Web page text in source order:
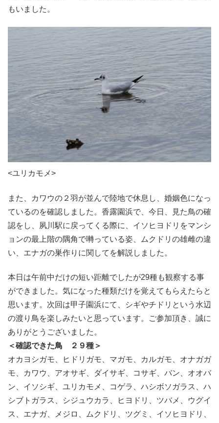
もいました。
<ユリカモメ>
また、カワウの２羽が並んで陸地で休息し、婚姻色になっ
ているのを確認しました。香露園浜で、今日、見た鳥の確
認をし、夙川駅に戻ってくる際に、イソヒヨドリをマンシ
ョンの最上階の隅角で囀っている姿、ムクドリの雄雌の違
い、エナガの巣作りに関してを解説しました。
本日は午前中だけの短い距離でしたが29種も観察する事
ができました。気になった種類だけを覚えてもらえたらと
思います。次回は甲子園浜にて、シギやチドリという水辺
の渡り鳥を楽しみたいと思っています。ご参加頂き、誠に
ありがとうございました。
＜確認できた鳥 ２９種＞
オカヨシガモ、ヒドリガモ、マガモ、カルガモ、オナガガ
モ、カワウ、アオサギ、ダイサギ、コサギ、バン、オオバ
ン、イソシギ、ユリカモメ、コゲラ、ハシボソガラス、ハ
シブトガラス、シジュウカラ、ヒヨドリ、ツバメ、ウグイ
ス、エナガ、メジロ、ムクドリ、ツグミ、イソヒヨドリ、